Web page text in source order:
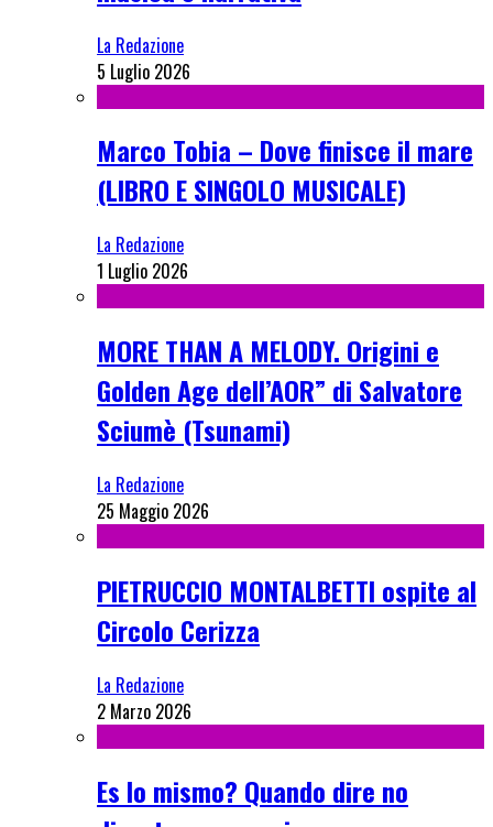
La Redazione
5 Luglio 2026
Marco Tobia – Dove finisce il mare
(LIBRO E SINGOLO MUSICALE)
La Redazione
1 Luglio 2026
MORE THAN A MELODY. Origini e
Golden Age dell’AOR” di Salvatore
Sciumè (Tsunami)
La Redazione
25 Maggio 2026
PIETRUCCIO MONTALBETTI ospite al
Circolo Cerizza
La Redazione
2 Marzo 2026
Es lo mismo? Quando dire no